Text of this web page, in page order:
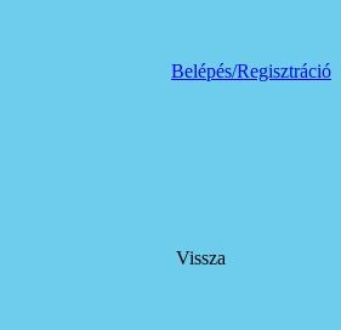
Belépés/Regisztráció
Vissza